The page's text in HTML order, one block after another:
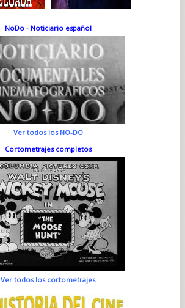
NoDo - Noticiario español
Ver todos los NO-DO
Cortometrajes completos
Ver todos los cortometrajes